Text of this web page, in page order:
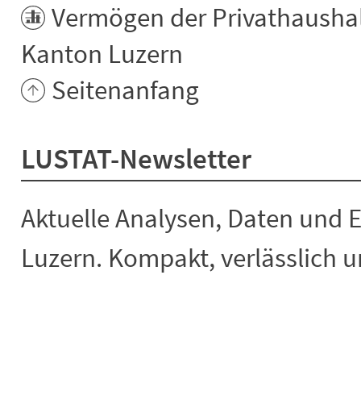
Vermögen der
Kanton Luzern
Seitenanfang
LUSTAT-Newsletter
Aktuelle Analysen, Daten und
Luzern. Kompakt, verlässlich